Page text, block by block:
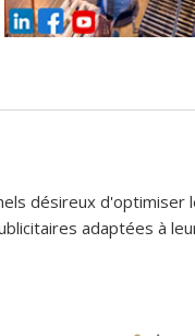
désireux d'optimiser
adaptées à